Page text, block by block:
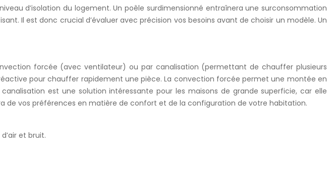
d’isolation du logement. Un poêle surdimensionné entraînera une surconsommation
Il est donc crucial d’évaluer avec précision vos besoins avant de choisir un modèle. Un
forcée (avec ventilateur) ou par canalisation (permettant de chauffer plusieurs
pour chauffer rapidement une pièce. La convection forcée permet une montée en
est une solution intéressante pour les maisons de grande superficie, car elle
de vos préférences en matière de confort et de la configuration de votre habitation.
et bruit.